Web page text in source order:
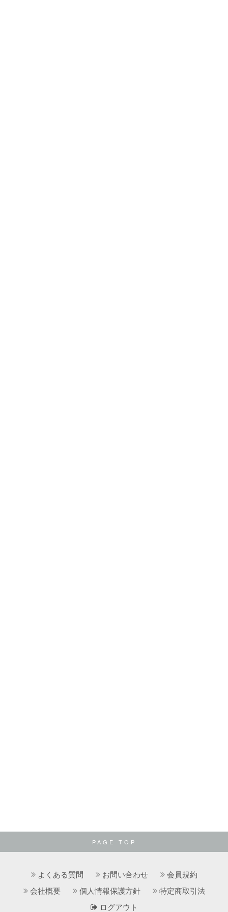
PAGE TOP
よくある質問 お問い合わせ
会員規約
会社概要
個人情報保護方針
特定商取引法
ログアウト